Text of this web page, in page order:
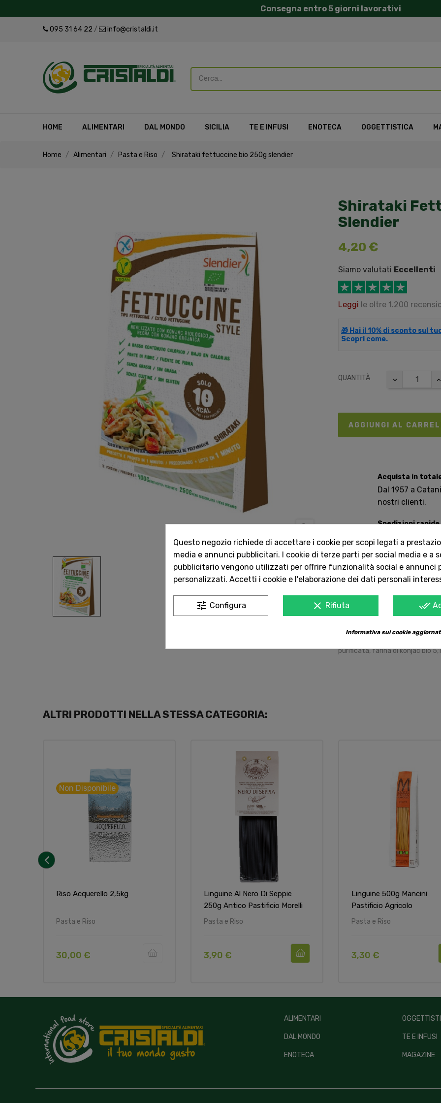
Consegna entro 5 giorni lavorativi
095 31 64 22 / info@cristaldi.it
HOME ALIMENTARI DAL MONDO SICILIA TE E INFUSI ENOTECA OGGETTISTICA
Home Alimentari Pasta e Riso Shirataki fettuccine bio 250g slendier

Shirataki
Slendier
4,20 €
Siamo valutati Eccellenti
Leggi le oltre 1.200
🎁 Hai il 10% di sconto sul
Scopri come.
QUANTITÀ
AGGIUNGI AL
Acquista in
Dal 1957 a
nostri clienti.
Spedizioni rapide
Consegna in
Servizio Clienti
Contattaci
Gli shirataki sono una
chiamata Konjac. Questa
calorico, senza grassi, senza
Loto propongono una gamma
purificata, farina di konjac bio
ALTRI PRODOTTI NELLA STESSA CATEGORIA:
Riso Acquerello 2,5kg
Pasta e Riso
Non Disponibile
30,00 €
Linguine Al Nero Di Seppie
250g Antico Pastificio Morelli
Pasta e Riso
3,90 €
Linguine 500g Mancini
Pastificio Agricolo
Pasta e Riso
3,30 €
ALIMENTARI
DAL MONDO
ENOTECA
TE E INFUSI
MAGAZINE
Questo negozio richiede di accettare i cookie per scopi legati a
media e annunci pubblicitari. I cookie di terze parti per social media e a
pubblicitario vengono utilizzati per offrire funzionalità social e annunci
personalizzati. Accetti i cookie e l'elaborazione dei dati personali
tune Configura clear Rifiuta done_all
Informativa sui cookie